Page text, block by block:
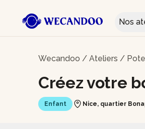
Nos
Wecandoo / Ateliers /
Créez votre
Enfant Nice, quartier